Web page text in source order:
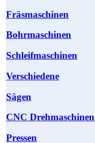
Fräsmaschinen
Bohrmaschinen
Schleifmaschinen
Verschiedene
Sägen
CNC Drehmaschinen
Pressen